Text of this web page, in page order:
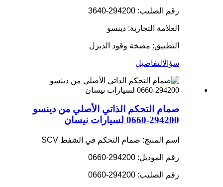
رقم الصليب: 294200-3640
العلامة التجارية: دينسو
التطبيق: مضخة وقود الديزل
سؤالالتفاصيل
صمام التحكم الذاتي الأصلي من دينسو
294200-0660 لسيارات نيسان
اسم المنتج: صمام التحكم في الشفط SCV
رقم الموديل: 294200-0660
رقم الصليب: 294200-0660